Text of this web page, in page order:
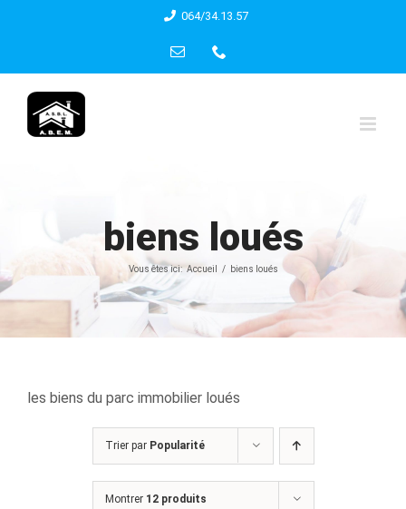
content
064/34.13.57
Email
biens loués
Vous êtes ici: Accueil biens loués
les biens du parc immobilier loués
Trier par Popularité
Montrer 12 produits